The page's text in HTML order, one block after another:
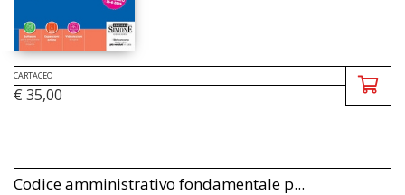
CARTACEO
€ 35,00
Codice amministrativo fondamentale p...